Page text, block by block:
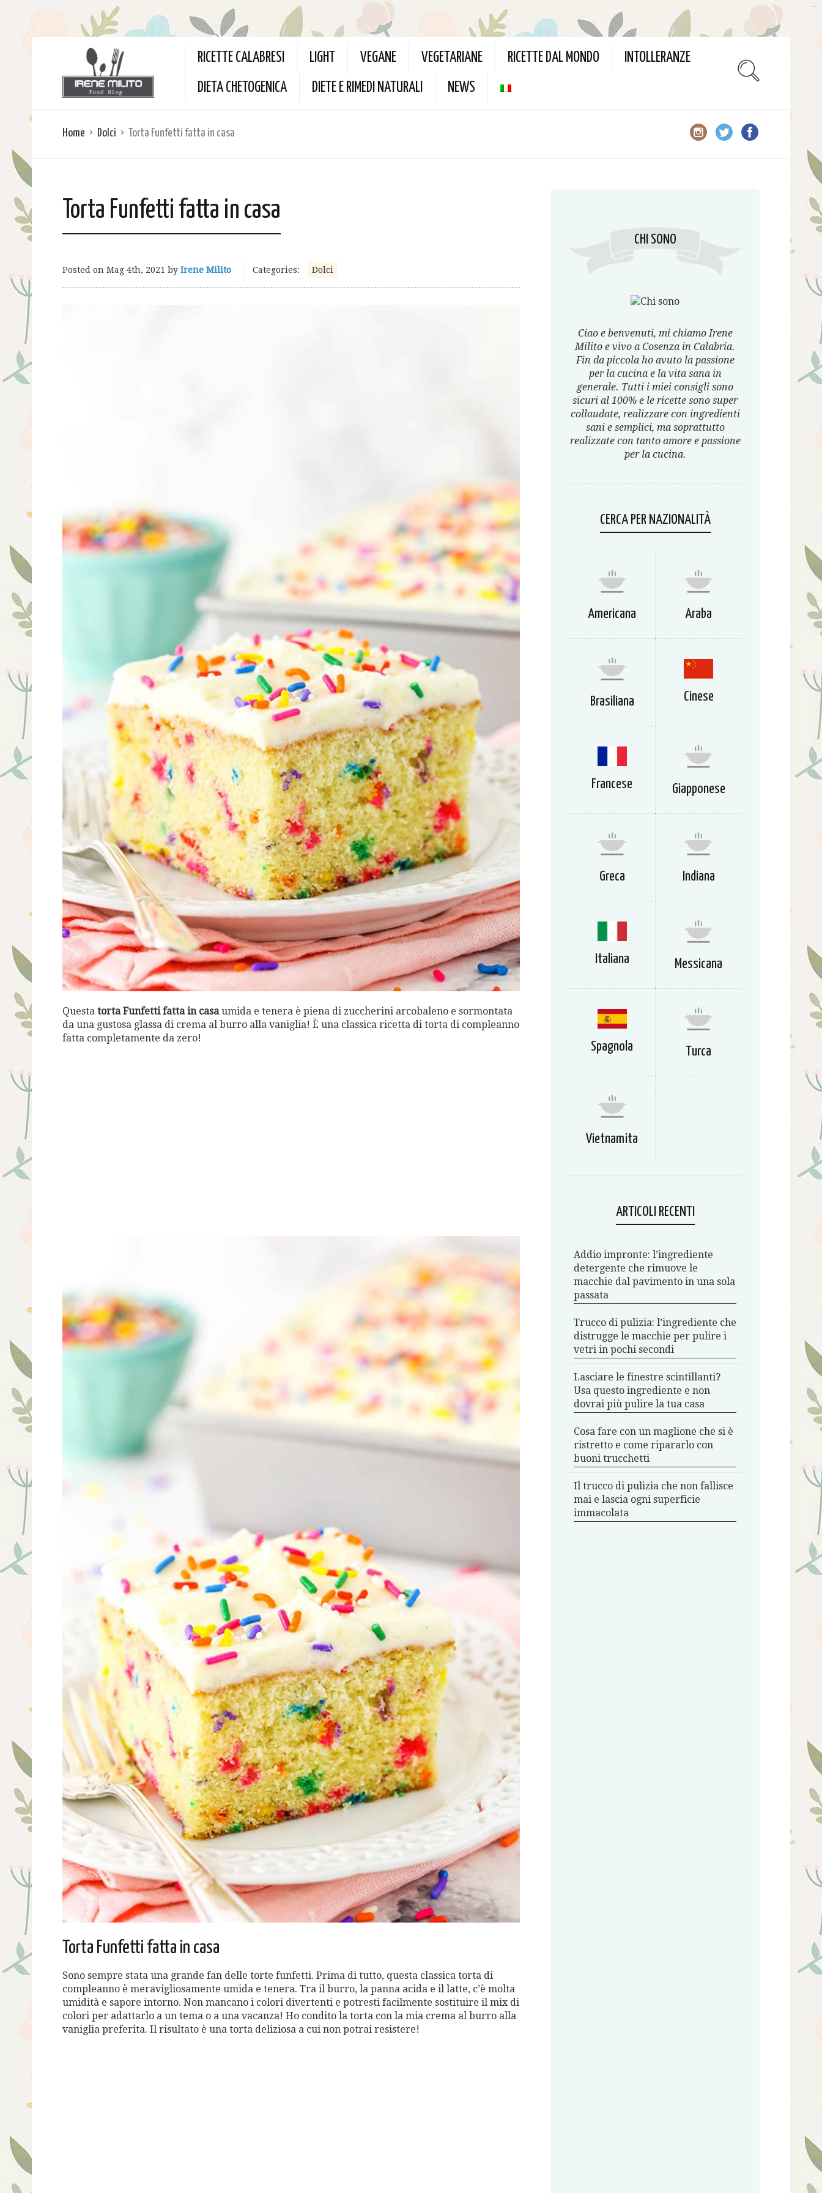
RICETTE CALABRESI LIGHT VEGANE VEGETARIANE RICETTE DAL MONDO INTOLLERANZE
DIETA CHETOGENICA DIETE E RIMEDI NATURALI NEWS
Home Dolci Torta Funfetti fatta in casa
Torta Funfetti fatta in casa
Posted on Mag 4th, 2021 by Irene Milito Categories: Dolci
Questa torta Funfetti fatta in casaumida e tenera è piena di zuccherini arcobaleno e sormontata
da una gustosa glassa di crema al burro alla vaniglia! È una classica ricetta di torta di compleanno
fatta completamente da zero!
Torta Funfetti fatta in casa
Sono sempre stata una grande fan delle torte funfetti. Prima di tutto, questa classica torta di
compleanno è meravigliosamente umida e tenera. Tra il burro, la panna acida e il latte, c’è molta
umidità e sapore intorno. Non mancano i colori divertenti e potresti facilmente sostituire il mix di
colori per adattarlo a un tema o a una vacanza! Ho condito la torta con la mia crema al burro alla
vaniglia preferita. Il risultato è una torta deliziosa a cui non potrai resistere!
CHI SONO
Ciao e benvenuti, mi chiamo Irene
Milito e vivo a Cosenza in Calabria.
Fin da piccola ho avuto la passione
per la cucina e la vita sana in
generale. Tutti i miei consigli sono
sicuri al 100% e le ricette sono super
collaudate, realizzare con ingredienti
sani e semplici, ma soprattutto
realizzate con tanto amore e passione
per la cucina.
CERCA PER NAZIONALITÀ
Americana Araba
Brasiliana Cinese
Francese Giapponese
Greca Indiana
Italiana Messicana
Spagnola Turca
Vietnamita
ARTICOLI RECENTI
Addio impronte: l’ingrediente
detergente che rimuove le
macchie dal pavimento in una sola
passata
Trucco di pulizia: l’ingrediente che
distrugge le macchie per pulire i
vetri in pochi secondi
Lasciare le finestre scintillanti?
Usa questo ingrediente e non
dovrai più pulire la tua casa
Cosa fare con un maglione che si è
ristretto e come ripararlo con
buoni trucchetti
Il trucco di pulizia che non fallisce
mai e lascia ogni superficie
immacolata